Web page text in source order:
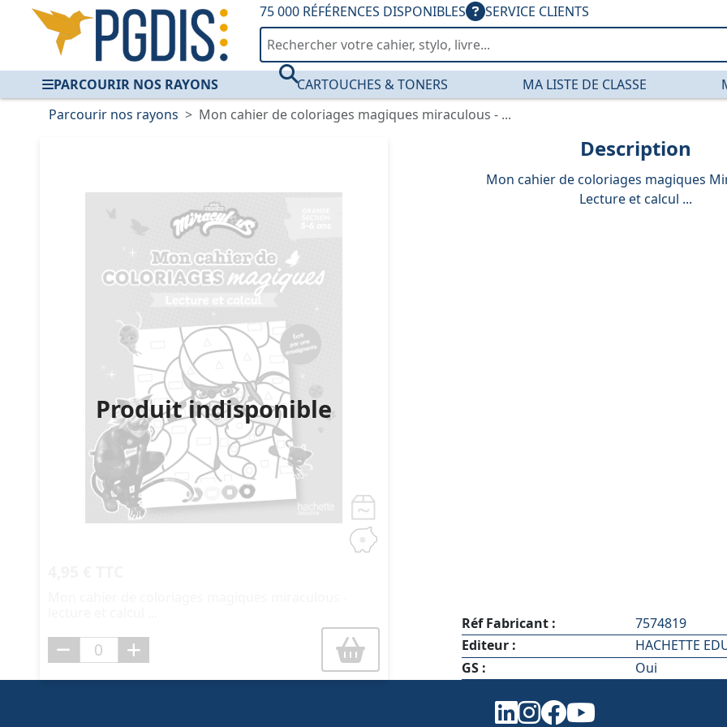
75 000 RÉFÉRENCES DISPONIBLES SERVICE CLIENTS
PARCOURIR NOS RAYONS CARTOUCHES & TONERS MA LISTE DE CLASSE
Parcourir nos rayons
Mon cahier de coloriages magiques miraculous - ...
Produit indisponible
Description
Mon cahier de coloriages magiques
Lecture et calcul ...
Réf Fabricant :
7574819
Editeur :
HACHETTE
GS :
Oui